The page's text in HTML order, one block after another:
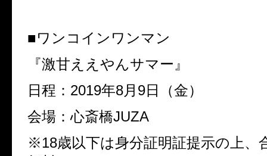
■ワンコインワンマン
『激甘ええやんサマー』
日程： 2019年8月 9日（金）
会場：心斎橋JUZA
※18歳以下は身分証明証提示の上、